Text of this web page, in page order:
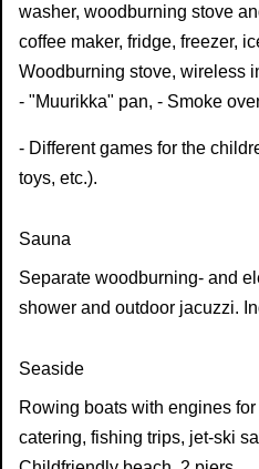
washer, woodburning stove
coffee maker, fridge, freezer,
Woodburning stove, wireless
- "Muurikka" pan, - Smoke
- Different games for the
toys, etc.).
Sauna
Separate woodburning- and
shower and outdoor jacuzzi.
Seaside
Rowing boats with engines
catering, fishing trips, jet-ski